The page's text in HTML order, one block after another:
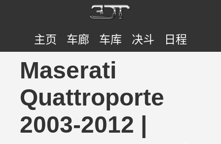
主页 车廊 车库 决斗 日程
Maserati
Quattroporte
2003-2012 |